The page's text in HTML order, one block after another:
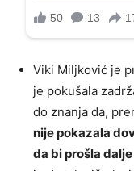
Viki Miljković je
je pokušala
do znanja da,
nije pokazala
da bi prošla